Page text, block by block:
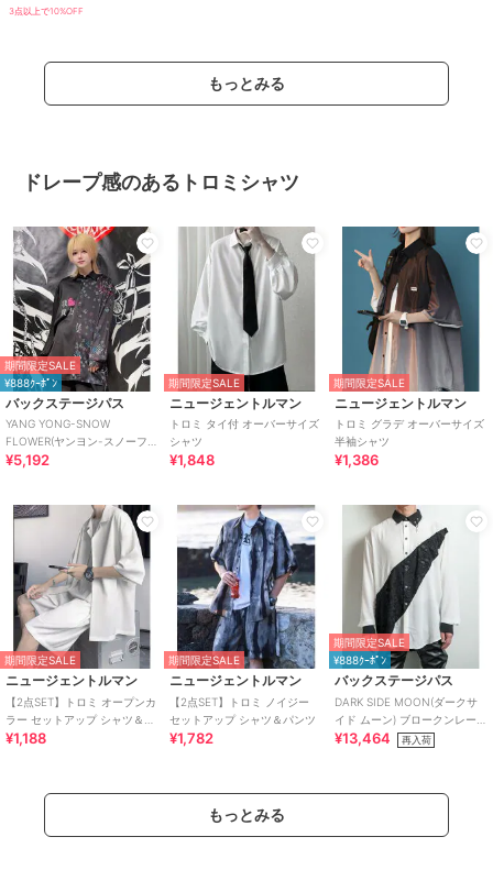
3点以上で10%OFF
もっとみる
ドレープ感のあるトロミシャツ
期間限定SALE
¥888ｸｰﾎﾟﾝ
バックステージパス
YANG YONG-SNOW
FLOWER(ヤンヨン-スノーフラ
ワー)切り替え トロミシャツ
¥5,192
期間限定SALE
ニュージェントルマン
トロミ タイ付 オーバーサイズ
シャツ
¥1,848
期間限定SALE
ニュージェントルマン
トロミ グラデ オーバーサイズ
半袖シャツ
¥1,386
期間限定SALE
ニュージェントルマン
【2点SET】トロミ オープンカ
ラー セットアップ シャツ＆シ
ョートパンツセット
¥1,188
期間限定SALE
ニュージェントルマン
【2点SET】トロミ ノイジー
セットアップ シャツ＆パンツ
¥1,782
期間限定SALE
¥888ｸｰﾎﾟﾝ
バックステージパス
DARK SIDE MOON(ダークサ
イド ムーン) ブロークンレース
切り替え トロミシャツ
¥13,464 再入荷
もっとみる